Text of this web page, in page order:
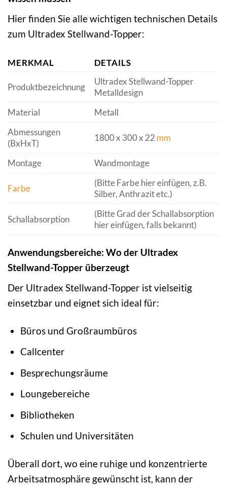
Hier finden Sie alle wichtigen technischen Details
zum Ultradex Stellwand-Topper:
MERKMAL DETAILS
Produktbezeichnung
Ultradex Stellwand-Topper
Metalldesign
Material
Metall
Abmessungen
(BxHxT)
1800 x 300 x 22 mm
Montage Wandmontage
Farbe
(Bitte Farbe hier einfügen, z.B.
Silber, Anthrazit etc.)
Schallabsorption
(Bitte Grad der Schallabsorption
hier einfügen, falls bekannt)
Anwendungsbereiche: Wo der Ultradex
Stellwand-Topper überzeugt
Der Ultradex Stellwand-Topper ist vielseitig
einsetzbar und eignet sich ideal für:
Büros und Großraumbüros
Callcenter
Besprechungsräume
Loungebereiche
Bibliotheken
Schulen und Universitäten
Überall dort, wo eine ruhige und konzentrierte
Arbeitsatmosphäre gewünscht ist, kann der